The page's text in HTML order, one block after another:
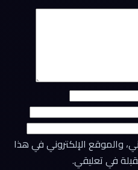
والموقع الإلكتروني في هذا
في تعليقي.